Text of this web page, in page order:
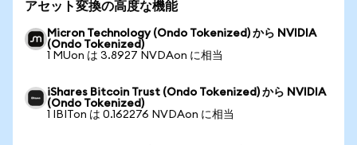
アセット変換の高度な機能
Micron Technology (Ondo Tokenized) から NVIDIA
(Ondo Tokenized)
1 MUon は 3.8927 NVDAon に相当
iShares Bitcoin Trust (Ondo Tokenized) から NVIDIA
(Ondo Tokenized)
1 IBITon は 0.162276 NVDAon に相当